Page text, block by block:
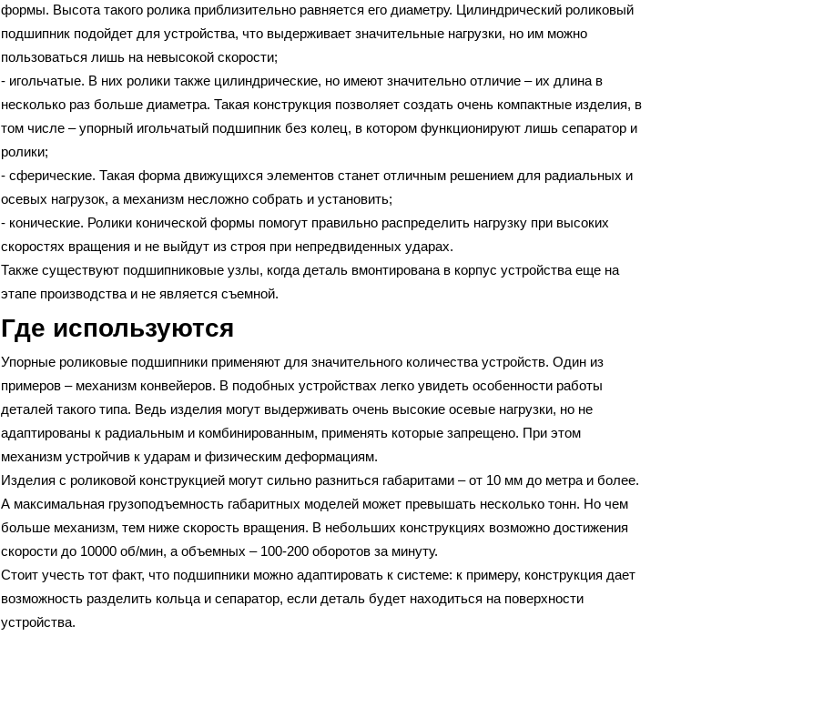
формы. Высота такого ролика приблизительно равняется его диаметру. Цилиндрический роликовый
подшипник подойдет для устройства, что выдерживает значительные нагрузки, но им можно
пользоваться лишь на невысокой скорости;
- игольчатые. В них ролики также цилиндрические, но имеют значительно отличие – их длина в
несколько раз больше диаметра. Такая конструкция позволяет создать очень компактные изделия, в
том числе – упорный игольчатый подшипник без колец, в котором функционируют лишь сепаратор и
ролики;
- сферические. Такая форма движущихся элементов станет отличным решением для радиальных и
осевых нагрузок, а механизм несложно собрать и установить;
- конические. Ролики конической формы помогут правильно распределить нагрузку при высоких
скоростях вращения и не выйдут из строя при непредвиденных ударах.
Также существуют подшипниковые узлы, когда деталь вмонтирована в корпус устройства еще на
этапе производства и не является съемной.
Где используются
Упорные роликовые подшипники применяют для значительного количества устройств. Один из
примеров – механизм конвейеров. В подобных устройствах легко увидеть особенности работы
деталей такого типа. Ведь изделия могут выдерживать очень высокие осевые нагрузки, но не
адаптированы к радиальным и комбинированным, применять которые запрещено. При этом
механизм устройчив к ударам и физическим деформациям.
Изделия с роликовой конструкцией могут сильно разниться габаритами – от 10 мм до метра и более.
А максимальная грузоподъемность габаритных моделей может превышать несколько тонн. Но чем
больше механизм, тем ниже скорость вращения. В небольших конструкциях возможно достижения
скорости до 10000 об/мин, а объемных – 100-200 оборотов за минуту.
Стоит учесть тот факт, что подшипники можно адаптировать к системе: к примеру, конструкция дает
возможность разделить кольца и сепаратор, если деталь будет находиться на поверхности
устройства.